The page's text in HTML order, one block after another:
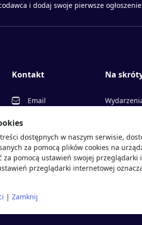
i dodaj swoje pierwsze
Kontakt
Email
Twitter
LinkedIn
Na
Polityka
Polityka
dostępnych w naszym serwisie,
za pomocą plików cookies na
za pomocą ustawień swojej
przeglądarki internetowej
| Zamknij